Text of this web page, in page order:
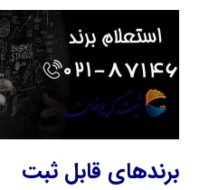
برندهای قابل ثبت